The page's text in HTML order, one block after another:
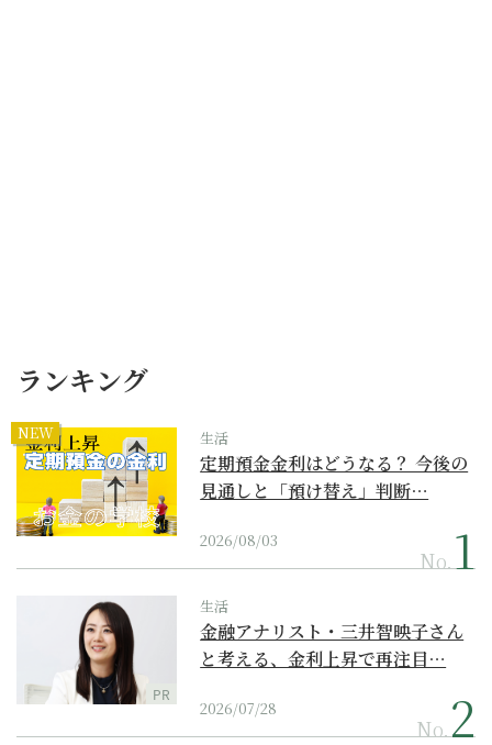
ランキング
NEW 生活
定期預金金利はどうなる？ 今後の
見通しと「預け替え」判断…
2026/08/03
No.
PR
生活
金融アナリスト・三井智映子さん
と考える、金利上昇で再注目…
2026/07/28
No.